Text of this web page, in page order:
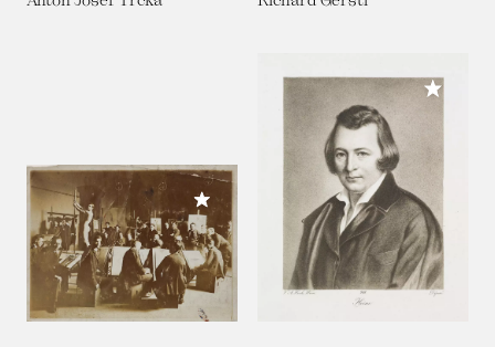
Meiner Sammlung hinzufügen
Meiner